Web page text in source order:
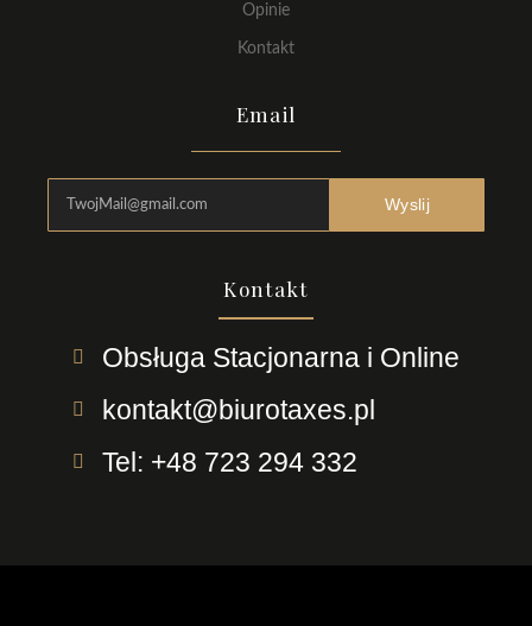
Opinie
Kontakt
Email
Wyslij
Kontakt
Obsługa Stacjonarna i Online
kontakt@biurotaxes.pl
Tel: +48 723 294 332